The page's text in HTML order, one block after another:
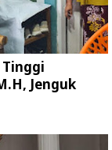
Tinggi
Jenguk